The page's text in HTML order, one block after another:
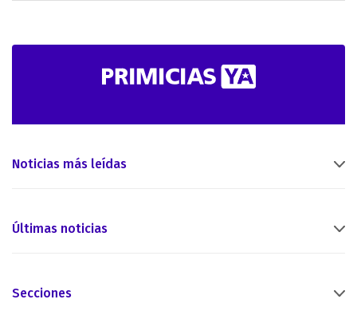
Noticias más leídas
Últimas noticias
Secciones